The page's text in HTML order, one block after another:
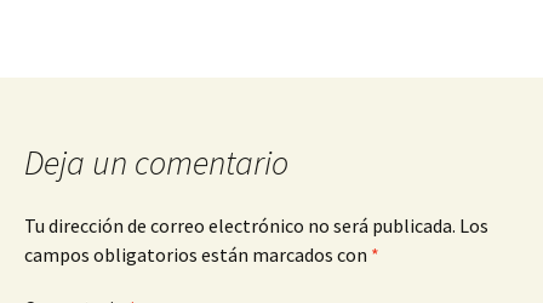
Deja un comentario
Tu dirección de correo electrónico no será publicada. Los
campos obligatorios están marcados con *